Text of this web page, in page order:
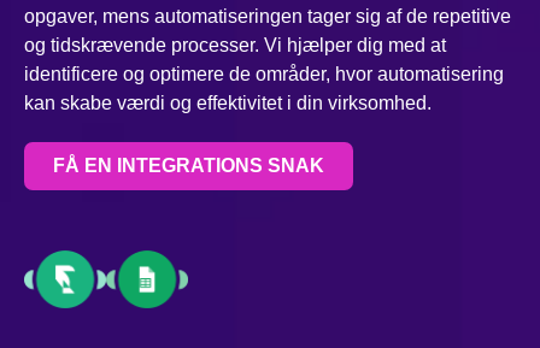
opgaver, mens automatiseringen tager sig af de repetitive
og tidskrævende processer. Vi hjælper dig med at
identificere og optimere de områder, hvor automatisering
kan skabe værdi og effektivitet i din virksomhed.
FÅ EN INTEGRATIONS SNAK